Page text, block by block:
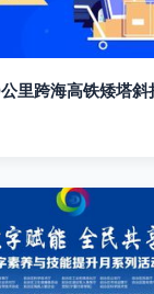
里跨海高铁矮塔斜